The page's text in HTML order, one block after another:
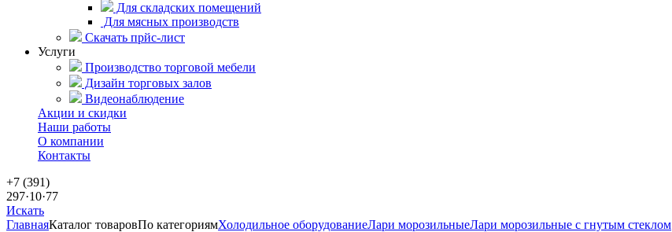
Для складских помещений
Для мясных производств
Скачать прйс-лист
Услуги
Производство торговой мебели
Дизайн торговых залов
Видеонаблюдение
Акции и скидки
Наши работы
О компании
Контакты
+7 (391)
297·10·77
Искать
ГлавнаяКаталог товаровПо категориямХолодильное оборудованиеЛари морозильныеЛари морозильные с гнутым стеклом